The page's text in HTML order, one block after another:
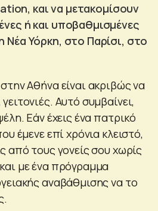
και να μετακομίσουν
ή και υποβαθμισμένες
Υόρκη, στο Παρίσι, στο
Αθήνα είναι ακριβώς να
Αυτό συμβαίνει,
Εάν έχεις ένα πατρικό
έμενε επί χρόνια κλειστό,
από τους γονείς σου χωρίς
με ένα πρόγραμμα
αναβάθμισης να το